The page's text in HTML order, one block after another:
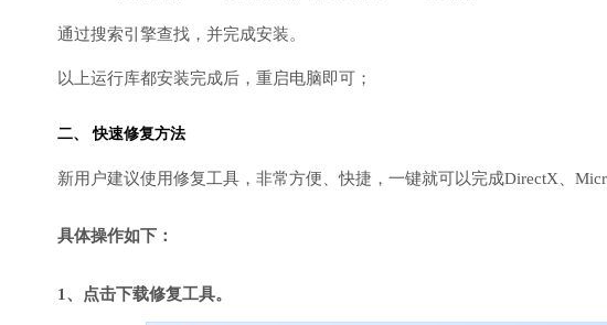
通过搜索引擎查找，并完成安装。
以上运行库都安装完成后，重启电脑即可；
二、 快速修复方法
新用户建议使用修复工具，非常方便、快捷，一键就可以完成DirectX、
具体操作如下：
1、点击下载修复工具。